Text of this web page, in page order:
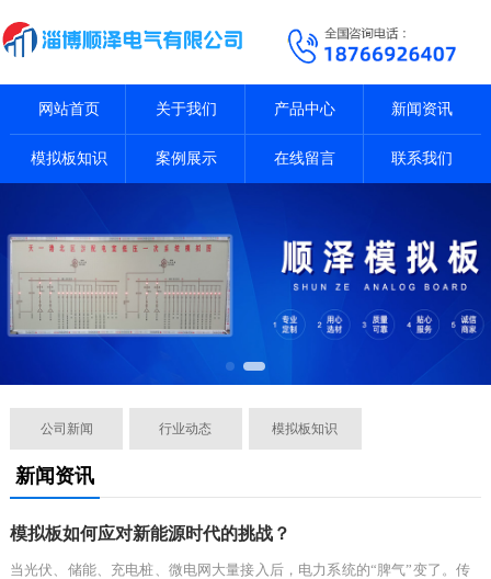
网站首页 关于我们 产品中心 新闻资讯
模拟板知识 案例展示 在线留言 联系我们
公司新闻 行业动态 模拟板知识
新闻资讯
模拟板如何应对新能源时代的挑战？
当光伏、储能、充电桩、微电网大量接入后，电力系统的“脾气”变了。传